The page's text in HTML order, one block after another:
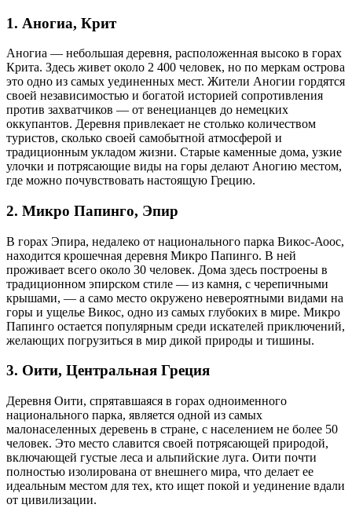
1. Аногиа, Крит
Аногиа — небольшая деревня, расположенная высоко в горах
Крита. Здесь живет около 2 400 человек, но по меркам острова
это одно из самых уединенных мест. Жители Аногии гордятся
своей независимостью и богатой историей сопротивления
против захватчиков — от венецианцев до немецких
оккупантов. Деревня привлекает не столько количеством
туристов, сколько своей самобытной атмосферой и
традиционным укладом жизни. Старые каменные дома, узкие
улочки и потрясающие виды на горы делают Аногию местом,
где можно почувствовать настоящую Грецию.
2. Микро Папинго, Эпир
В горах Эпира, недалеко от национального парка Викос-Аоос,
находится крошечная деревня Микро Папинго. В ней
проживает всего около 30 человек. Дома здесь построены в
традиционном эпирском стиле — из камня, с черепичными
крышами, — а само место окружено невероятными видами на
горы и ущелье Викос, одно из самых глубоких в мире. Микро
Папинго остается популярным среди искателей приключений,
желающих погрузиться в мир дикой природы и тишины.
3. Оити, Центральная Греция
Деревня Оити, спрятавшаяся в горах одноименного
национального парка, является одной из самых
малонаселенных деревень в стране, с населением не более 50
человек. Это место славится своей потрясающей природой,
включающей густые леса и альпийские луга. Оити почти
полностью изолирована от внешнего мира, что делает ее
идеальным местом для тех, кто ищет покой и уединение вдали
от цивилизации.